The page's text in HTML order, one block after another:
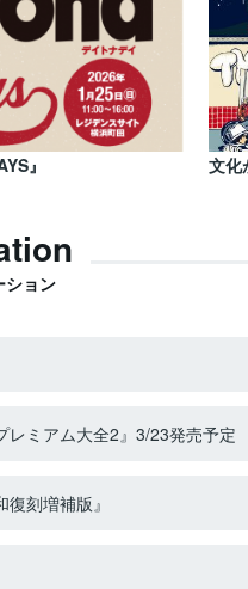
』 文化
ション
レミアム大全2』3/23発売予定
刻増補版』